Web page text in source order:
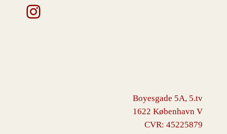
Instagram
Boyesgade 5A, 5.tv
1622 København V
CVR: 45225879